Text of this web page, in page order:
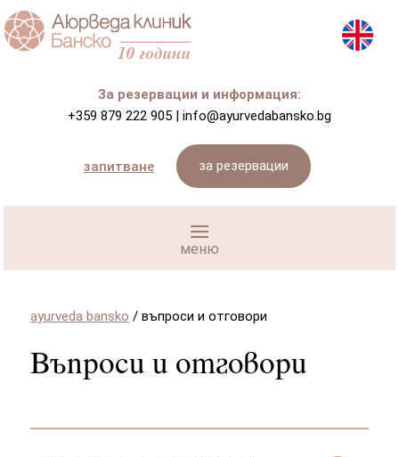
За резервации и информация:
+359 879 222 905 | info@ayurvedabansko.bg
запитване за резервации
ayurveda bansko /въпроси и отговори
Въпроси и отговори